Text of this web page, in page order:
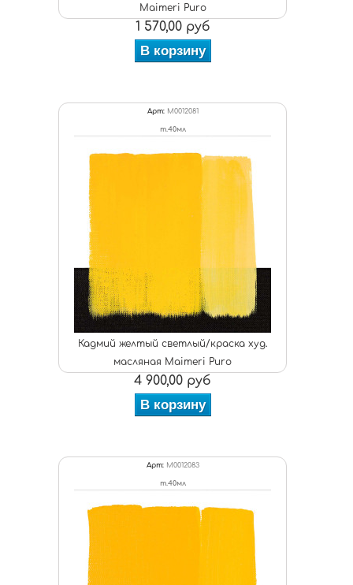
Maimeri Puro
1 570,00 руб
В корзину
Арт: M0012081
т.40мл
Кадмий желтый светлый/краска худ.
масляная Maimeri Puro
4 900,00 руб
В корзину
Арт: M0012083
т.40мл